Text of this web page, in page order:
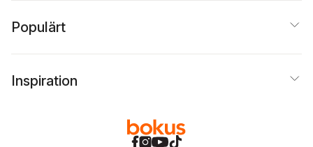
Populärt
Inspiration